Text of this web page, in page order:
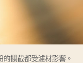
攔截都受濾材影響。